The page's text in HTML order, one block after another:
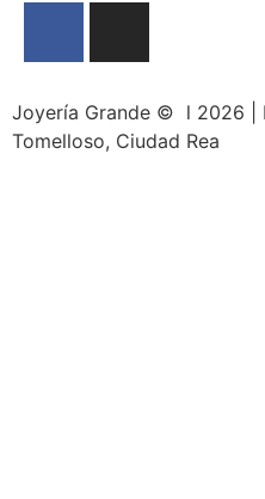
Joyería Grande © l 2026 |
Tomelloso, Ciudad Rea